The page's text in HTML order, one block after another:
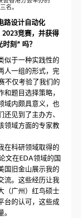
名。
路设计自动化
2023竞赛，并获得
刻” 吗？
似于一种实践性的
人一组的形式，完
不仅考验了我们的
题目选择策略，
域内颇具意义，也
见到了主办方、
领域方面的专家教
在科研领域取得的
在EDA领域的国
国旧金山展示我的
流。这些经历让我
（广州）红鸟硕士
台的认可，这些成